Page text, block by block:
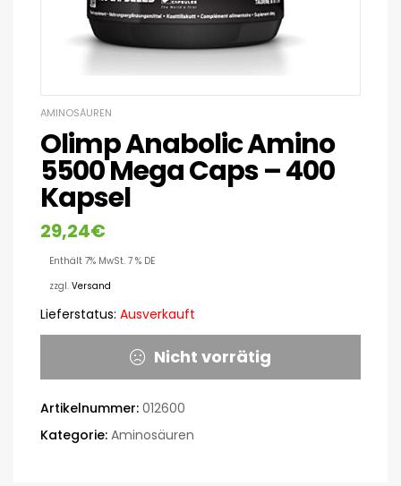
AMINOSÄUREN
Olimp Anabolic Amino
5500 Mega Caps – 400
Kapsel
29,24€
Enthält 7% MwSt. 7 % DE
zzgl. Versand
Lieferstatus: Ausverkauft
Nicht vorrätig
Artikelnummer: 012600
Kategorie: Aminosäuren